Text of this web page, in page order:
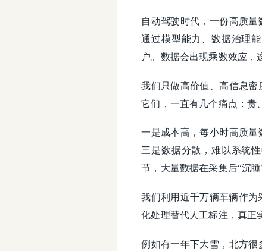
自动驾驶时代，一份高质
通过模型能力、数据治理
户。数据会出现乘数效应，
我们只做高价值、高信息
它们，一直有几个痛点：贵
一是成本高，每小时高质量
三是数据分散，难以系统
节，大量数据在采集后“沉睡
我们利用近千万辆车辆作
化处理替代人工标注，真正
例如有一年下大雪，北方